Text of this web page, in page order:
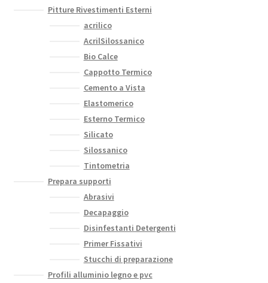
Pitture Rivestimenti Esterni
acrilico
AcrilSilossanico
Bio Calce
Cappotto Termico
Cemento a Vista
Elastomerico
Esterno Termico
Silicato
Silossanico
Tintometria
Prepara supporti
Abrasivi
Decapaggio
Disinfestanti Detergenti
Primer Fissativi
Stucchi di preparazione
Profili alluminio legno e pvc